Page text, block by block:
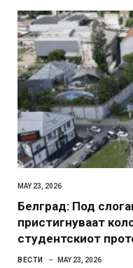
MAY 23, 2026
Белград: Под
пристигнуваат
студентскиот
ВЕСТИ MAY 23, 2026